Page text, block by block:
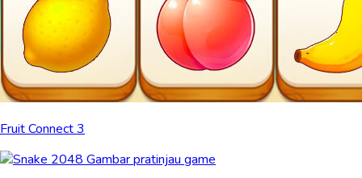
Fruit Connect 3